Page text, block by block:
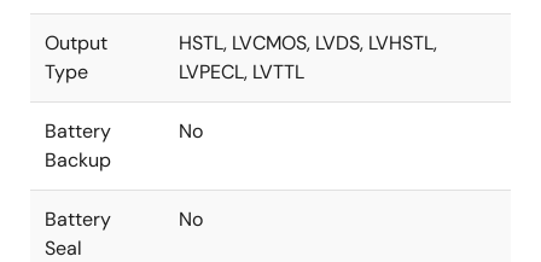
正し、システム内のIEEE 1588タイムスタンプユニット
（TSU）間で時間誤差を最小限に抑えた正確な時刻と位
相を確実に配信するために使用することが可能です。
このデバイスは、IEEE 1588クロック合成、SyncEクロ
ック生成、ジッタ減衰、ユニバーサル周波数変換を制
御する複数の独立チャネルをサポートしています。 入
力から入力、入力から出力、出力から出力の位相スキ
ューをすべて正確に管理できます。 最大28Gbpsの
SERDESやCPRI／OBSAI、SONET／SDH、PDHインタフ
Output
Type
HSTL, LVCMOS, LVDS, LVHSTL,
LVPECL, LVTTL
Battery
Backup
No
Battery
Seal
No